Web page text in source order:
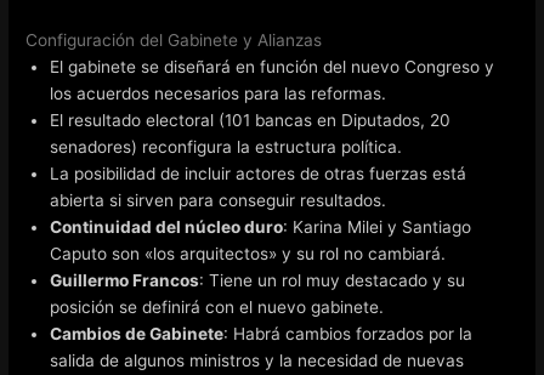
Configuración del Gabinete y Alianzas
El gabinete se diseñará en función del nuevo Congreso y
los acuerdos necesarios para las reformas.
El resultado electoral (101 bancas en Diputados, 20
senadores) reconfigura la estructura política.
La posibilidad de incluir actores de otras fuerzas está
abierta si sirven para conseguir resultados.
Continuidad del núcleo duro: Karina Milei y Santiago
Caputo son «los arquitectos» y su rol no cambiará.
Guillermo Francos: Tiene un rol muy destacado y su
posición se definirá con el nuevo gabinete.
Cambios de Gabinete: Habrá cambios forzados por la
salida de algunos ministros y la necesidad de nuevas